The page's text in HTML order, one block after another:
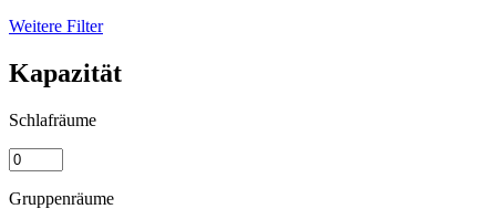
Weitere Filter
Kapazität
Schlafräume
Gruppenräume